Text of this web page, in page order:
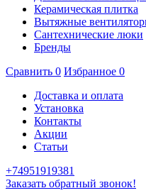
Керамическая плитка
Вытяжные
Сантехнические люки
Бренды
Сравнить 0 Избранное 0
Доставка и оплата
Установка
Контакты
Акции
Статьи
+74951919381
Заказать обратный звонок!